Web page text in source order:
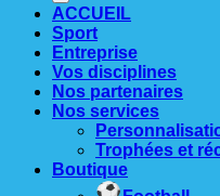
ACCUEIL
Sport
Entreprise
Vos disciplines
Nos partenaires
Nos services
Trophées et
Boutique